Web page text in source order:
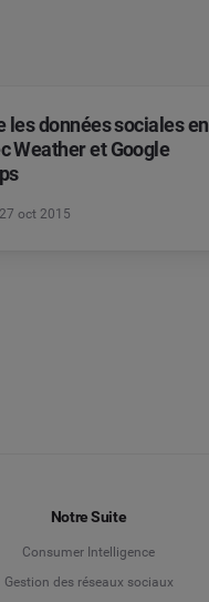
les données sociales en
Weather et Google
27 oct 2015
Notre Suite
Consumer Intelligence
Gestion des réseaux sociaux